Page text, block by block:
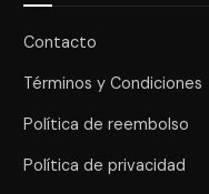
Contacto
Términos y Condiciones
Política de reembolso
Política de privacidad